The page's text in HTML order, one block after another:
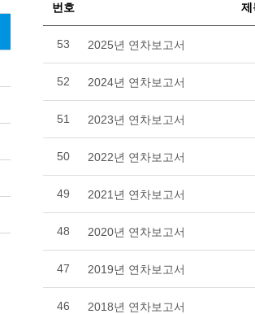
번호 제
53 2025년 연차보고서
52 2024년 연차보고서
51 2023년 연차보고서
50 2022년 연차보고서
49 2021년 연차보고서
48 2020년 연차보고서
47 2019년 연차보고서
46 2018년 연차보고서